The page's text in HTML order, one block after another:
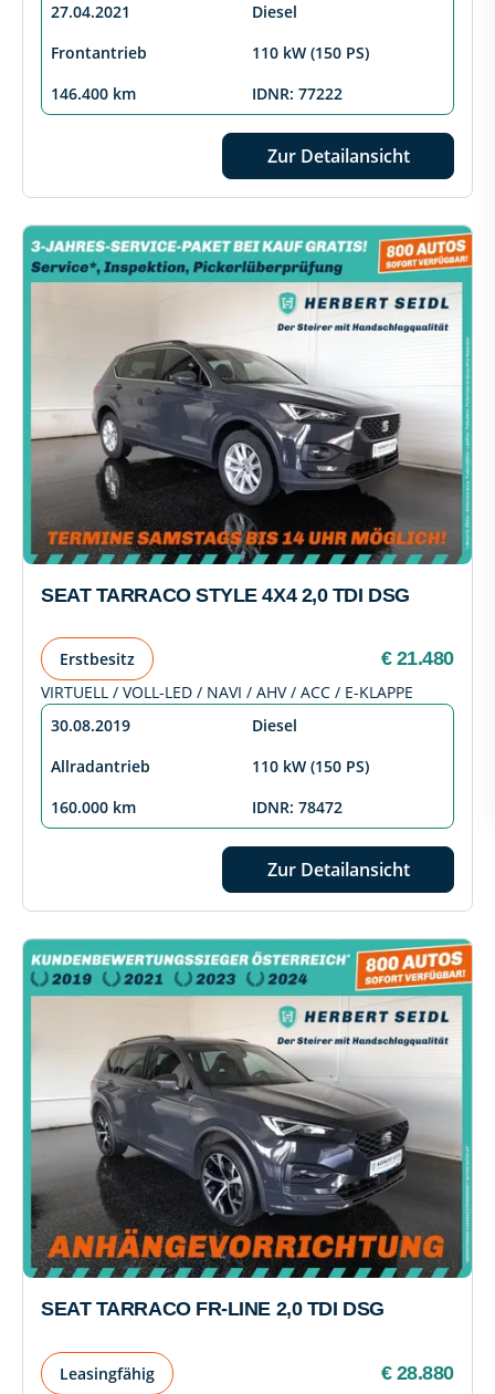
27.04.2021
Diesel
Frontantrieb
110 kW (150 PS)
146.400 km
IDNR: 77222
Zur Detailansicht
SEAT TARRACO STYLE 4X4 2,0 TDI DSG
Erstbesitz € 21.480
VIRTUELL / VOLL-LED / NAVI / AHV / ACC / E-KLAPPE
30.08.2019
Diesel
Allradantrieb
110 kW (150 PS)
160.000 km
IDNR: 78472
Zur Detailansicht
SEAT TARRACO FR-LINE 2,0 TDI DSG
Leasingfähig € 28.880